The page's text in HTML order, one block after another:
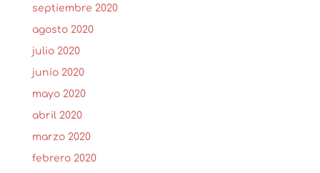
septiembre 2020
agosto 2020
julio 2020
junio 2020
mayo 2020
abril 2020
marzo 2020
febrero 2020